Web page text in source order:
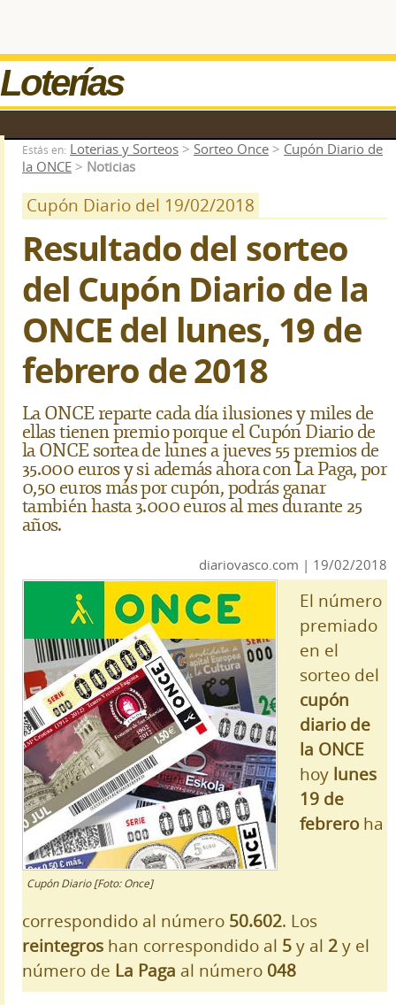
Loterías
Estás en: Loterias y Sorteos > Sorteo Once > Cupón Diario de
la ONCE > Noticias
Cupón Diario del 19/02/2018
Resultado del sorteo
del Cupón Diario de la
ONCE del lunes, 19 de
febrero de 2018
La ONCE reparte cada día ilusiones y miles de
ellas tienen premio porque el Cupón Diario de
la ONCE sortea de lunes a jueves 55 premios de
35.000 euros y si además ahora con La Paga, por
0,50 euros más por cupón, podrás ganar
también hasta 3.000 euros al mes durante 25
años.
diariovasco.com | 19/02/2018
Cupón Diario [Foto: Once]
El número
premiado
en el
sorteo del
cupón
diario de
la ONCE
hoy lunes
19 de
febreroha
correspondido al número 50.602. Los
reintegros han correspondido al 5y al 2y el
número de La Paga al número 048